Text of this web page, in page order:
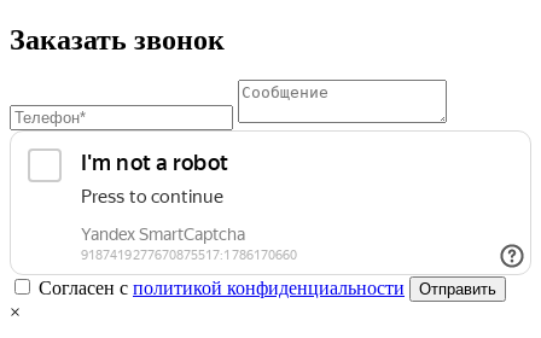
Заказать звонок
Согласен с политикой конфиденциальности Отправить
×